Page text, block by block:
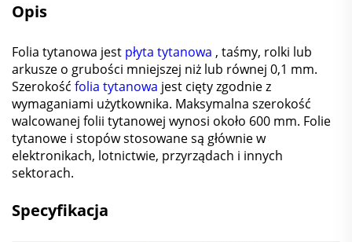
Opis
Folia tytanowa jest płyta tytanowa , taśmy, rolki lub
arkusze o grubości mniejszej niż lub równej 0,1 mm.
Szerokość folia tytanowa jest cięty zgodnie z
wymaganiami użytkownika. Maksymalna szerokość
walcowanej folii tytanowej wynosi około 600 mm. Folie
tytanowe i stopów stosowane są głównie w
elektronikach, lotnictwie, przyrządach i innych
sektorach.
Specyfikacja